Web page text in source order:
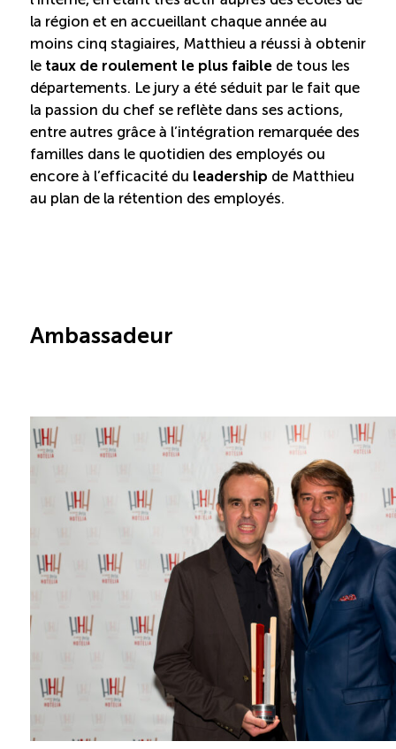
Facebook
LinkedInVimeo Recherche
la région et en accueillant chaque année au
moins cinq stagiaires, Matthieu a réussi à obtenir
le taux de roulement le plus faible de tous les
départements. Le jury a été séduit par le fait que
la passion du chef se reflète dans ses actions,
entre autres grâce à l’intégration remarquée des
familles dans le quotidien des employés ou
encore à l’efficacité du leadership de Matthieu
au plan de la rétention des employés.
Ambassadeur